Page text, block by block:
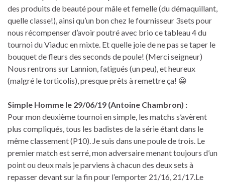
des produits de beauté pour mâle et femelle (du démaquillant,
quelle classe!), ainsi qu’un bon chez le fournisseur 3sets pour
nous récompenser d’avoir poutré avec brio ce tableau 4 du
tournoi du Viaduc en mixte. Et quelle joie de ne pas se taper le
bouquet de fleurs des seconds de poule! (Merci seigneur)
Nous rentrons sur Lannion, fatigués (un peu), et heureux
(malgré le torticolis), presque prêts à remettre ça! 😀
Simple Homme le 29/06/19 (Antoine Chambron) :
Pour mon deuxième tournoi en simple, les matchs s’avèrent
plus compliqués, tous les badistes de la série étant dans le
même classement (P10). Je suis dans une poule de trois. Le
premier match est serré, mon adversaire menant toujours d’un
point ou deux mais je parviens à chacun des deux sets à
repasser devant sur la fin pour l’emporter 21/16, 21/17.Le